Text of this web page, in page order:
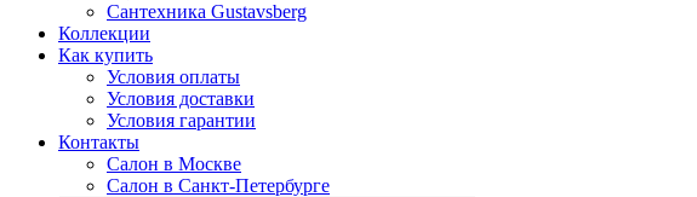
Сантехника Gustavsberg
Коллекции
Как купить
Условия оплаты
Условия доставки
Условия гарантии
Контакты
Салон в Москве
Салон в Санкт-Петербурге